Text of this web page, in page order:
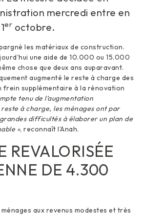
mercredi entre en
er octobre.
les matériaux de construction.
une aide de 10.000 ou 15.000
chose que deux ans auparavant.
augmenté le reste à charge des
frein supplémentaire à la rénovation
tenu de l’augmentation
à charge, les ménages ont par
difficultés à élaborer un plan de
», reconnaît l’Anah.
REVALORISÉE
DE 4.300
aux revenus modestes et très